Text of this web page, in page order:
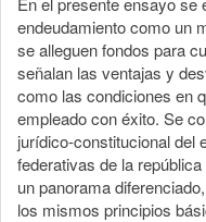
endeudamiento como un
se alleguen fondos para
señalan las ventajas y
como las condiciones en
empleado con éxito. Se
jurídico-constitucional del
federativas de la
un panorama
los mismos principios